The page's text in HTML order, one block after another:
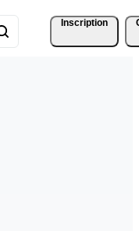
Inscription